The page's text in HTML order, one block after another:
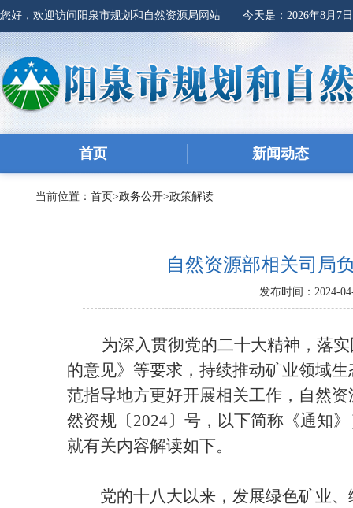
您好，欢迎访问阳泉市规划和自然资源局网站 今天是： 2026年8月7
首页 新闻动态
当前位置： 首页>政务公开>政策解读
自然资源部相关司局
发布时间：2024-
为深入贯彻党的二十大精神，落实
的意见》等要求，持续推动矿业领域
范指导地方更好开展相关工作，自然
然资规〔2024〕号，以下简称《通知
就有关内容解读如下。
党的十八大以来，发展绿色矿业、